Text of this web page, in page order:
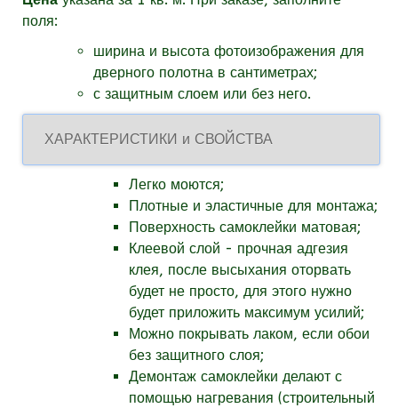
поля:
ширина и высота фотоизображения для
дверного полотна в сантиметрах;
с защитным слоем или без него.
ХАРАКТЕРИСТИКИ и СВОЙСТВА
Легко моются;
Плотные и эластичные для монтажа;
Поверхность самоклейки матовая;
Клеевой слой - прочная адгезия
клея, после высыхания оторвать
будет не просто, для этого нужно
будет приложить максимум усилий;
Можно покрывать лаком, если обои
без защитного слоя;
Демонтаж самоклейки делают с
помощью нагревания (строительный